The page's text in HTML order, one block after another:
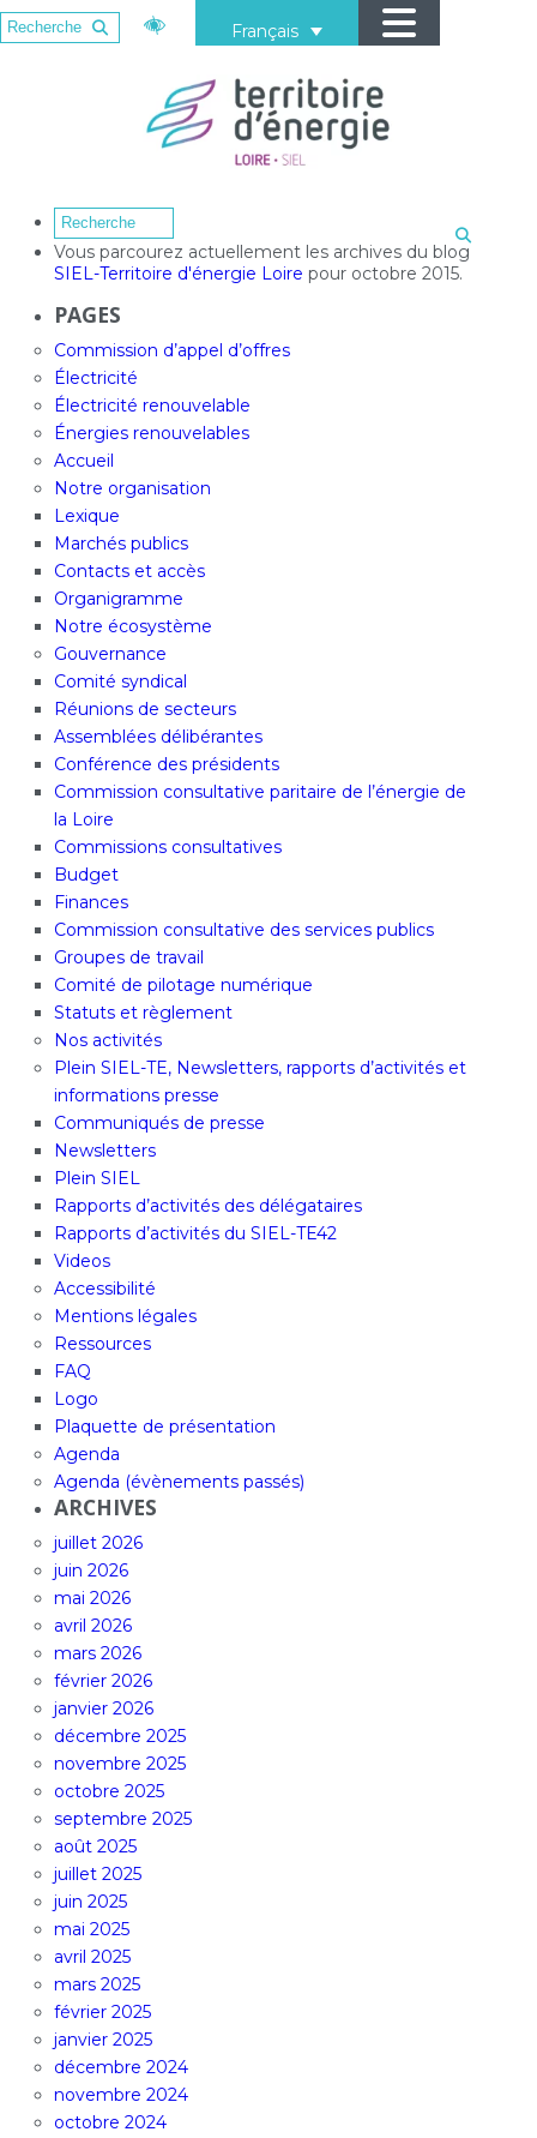
Français
Vous parcourez actuellement les archives du blog
SIEL-Territoire d'énergie Loire pour octobre 2015.
PAGES
Commission d’appel d’offres
Électricité
Électricité renouvelable
Énergies renouvelables
Accueil
Notre organisation
Lexique
Marchés publics
Contacts et accès
Organigramme
Notre écosystème
Gouvernance
Comité syndical
Réunions de secteurs
Assemblées délibérantes
Conférence des présidents
Commission consultative paritaire de l’énergie de
la Loire
Commissions consultatives
Budget
Finances
Commission consultative des services publics
Groupes de travail
Comité de pilotage numérique
Statuts et règlement
Nos activités
Plein SIEL-TE, Newsletters, rapports d’activités et
informations presse
Communiqués de presse
Newsletters
Plein SIEL
Rapports d’activités des délégataires
Rapports d’activités du SIEL-TE42
Videos
Accessibilité
Mentions légales
Ressources
FAQ
Logo
Plaquette de présentation
Agenda
Agenda (évènements passés)
ARCHIVES
juillet 2026
juin 2026
mai 2026
avril 2026
mars 2026
février 2026
janvier 2026
décembre 2025
novembre 2025
octobre 2025
septembre 2025
août 2025
juillet 2025
juin 2025
mai 2025
avril 2025
mars 2025
février 2025
janvier 2025
décembre 2024
novembre 2024
octobre 2024